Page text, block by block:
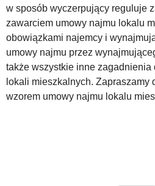
ZMIANY W PRAWIE
WZORY
FORUM PRAWNE
w sposób wyczerpujący reguluje
zawarciem umowy najmu lokalu
obowiązkami najemcy i
umowy najmu przez
także wszystkie inne zagadnienia
lokali mieszkalnych. Zapraszamy
wzorem umowy najmu lokalu